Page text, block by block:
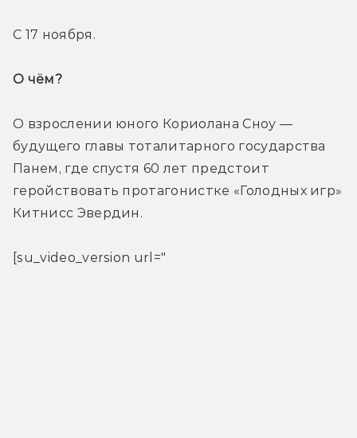
С 17 ноября.
О чём?
О взрослении юного Кориолана Сноу —
будущего главы тоталитарного государства
Панем, где спустя 60 лет предстоит
геройствовать протагонистке «Голодных игр»
Китнисс Эвердин.
[su_video_version url="